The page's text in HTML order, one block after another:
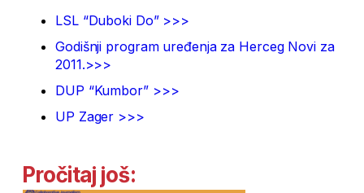
LSL “Duboki Do” >>>
Godišnji program uređenja za Herceg Novi za
2011.>>>
DUP “Kumbor” >>>
UP Zager >>>
Pročitaj još: